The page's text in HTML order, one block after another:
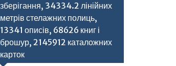
зберігання, 34334.2 лінійних
метрів стелажних полиць,
13341 описів, 68626 книг і
брошур, 2145912 каталожних
карток